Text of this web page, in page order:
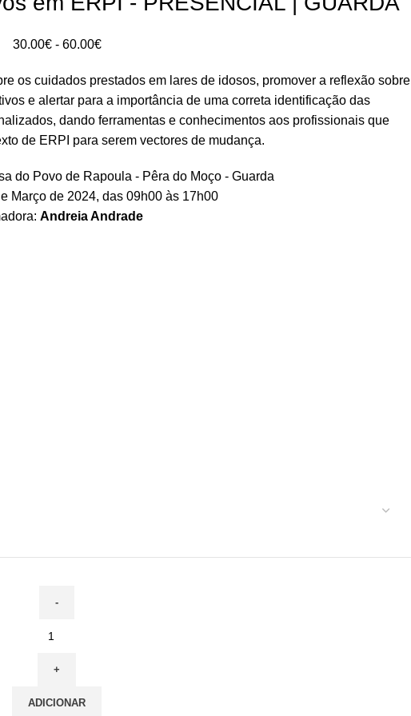
30.00€ - 60.00€Intervalo
preços:
30.00€
a
60.00€
os cuidados prestados em lares de idosos, promover a reflexão sobre
e alertar para a importância de uma correta identificação das
dando ferramentas e conhecimentos aos profissionais que
de ERPI para serem vectores de mudança.
do Povo de Rapoula - Pêra do Moço - Guarda
Março de 2024, das 09h00 às 17h00
Andreia Andrade
ADICIONAR